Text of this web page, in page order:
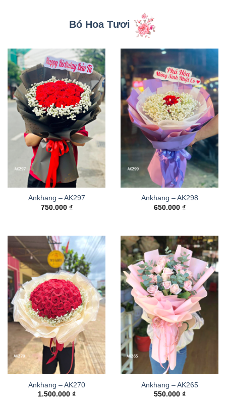
Bó Hoa Tươi
Ankhang – AK297
750.000 ₫
Ankhang – AK298
650.000 ₫
Ankhang – AK270
1.500.000 ₫
Ankhang – AK265
550.000 ₫